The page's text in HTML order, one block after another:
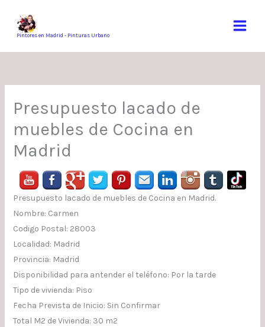
contenidoPintores en Madrid - Pinturas Urbano
Presupuesto lacado de
muebles de Cocina en
Madrid
Presupuesto lacado de muebles de Cocina en Madrid.
Nombre: Carmen
Codigo Postal: 28003
Localidad: Madrid
Provincia: Madrid
Disponibilidad para antender el teléfono: Por la tarde
Tipo de vivienda: Piso
Fecha Prevista de Inicio: Sin Confirmar
Total M2 de Vivienda: 30 m2